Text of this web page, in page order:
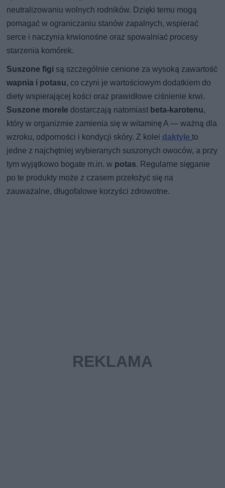
neutralizowaniu wolnych rodników. Dzięki temu mogą
pomagać w ograniczaniu stanów zapalnych, wspierać
serce i naczynia krwionośne oraz spowalniać procesy
starzenia komórek.
Suszone figi są szczególnie cenione za wysoką zawartość
wapnia i potasu, co czyni je wartościowym dodatkiem do
diety wspierającej kości oraz prawidłowe ciśnienie krwi.
Suszone morele dostarczają natomiast beta-karotenu,
który w organizmie zamienia się w witaminę A — ważną dla
wzroku, odporności i kondycji skóry. Z kolei daktyle to
jedne z najchętniej wybieranych suszonych owoców, a przy
tym wyjątkowo bogate m.in. w potas. Regularne sięganie
po te produkty może z czasem przełożyć się na
zauważalne, długofalowe korzyści zdrowotne.